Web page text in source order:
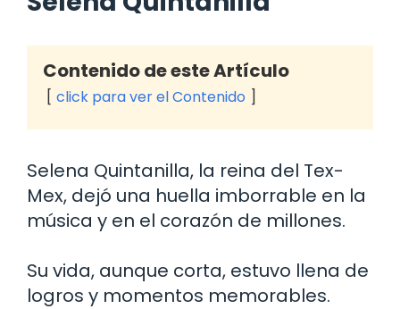
Contenido de este Artículo
click para ver el Contenido
Selena Quintanilla, la reina del Tex-
Mex, dejó una huella imborrable en la
música y en el corazón de millones.
Su vida, aunque corta, estuvo llena de
logros y momentos memorables.